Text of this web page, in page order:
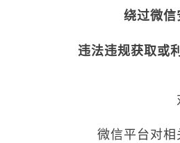
绕过微
违法违规获取或
微信平台对